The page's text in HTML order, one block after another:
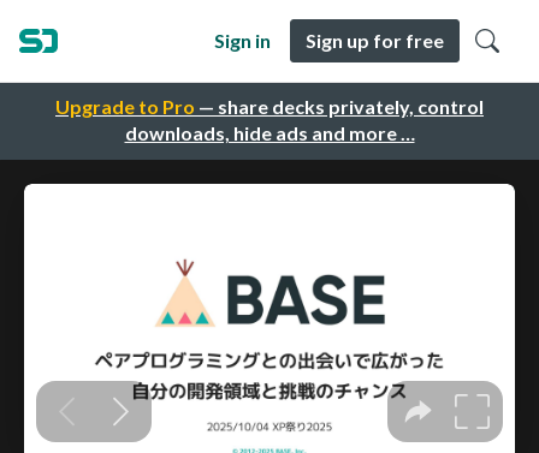
Upgrade to Pro — share decks privately, control
downloads, hide ads and more …
Sign in Sign up for free